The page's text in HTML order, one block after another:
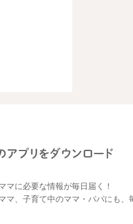
マに必要な情報が毎日届く！
マ、子育て中のママ・パパにも、